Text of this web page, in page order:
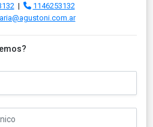
|
1146253132